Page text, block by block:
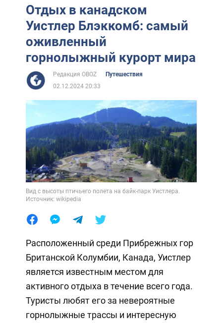
Отдых в канадском
Уистлер Блэккомб: самый
оживленный
горнолыжный курорт мира
Редакция OBOZ
Путешествия
02.12.2024 20:33
Вид с высоты птичьего полета на байк-парк Уистлера.
Источник: wikipedia
Расположенный среди Прибрежных гор
Британской Колумбии, Канада, Уистлер
является известным местом для
активного отдыха в течение всего года.
Туристы любят его за невероятные
горнолыжные трассы и интересную